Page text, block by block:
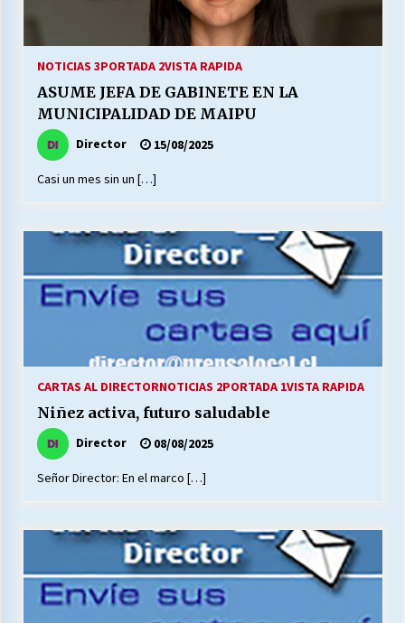
¿Asesores con doble sueldo?
Chile y sus segmentos de la riqueza
06/04/2026
NOTICIAS 3PORTADA 2VISTA RAPIDA
ASUME JEFA DE GABINETE EN LA
MUNICIPALIDAD DE MAIPU
Director 15/08/2025
Casi un mes sin un […]
CARTAS AL DIRECTORNOTICIAS 2PORTADA 1VISTA RAPIDA
Niñez activa, futuro saludable
Director 08/08/2025
Señor Director: En el marco […]